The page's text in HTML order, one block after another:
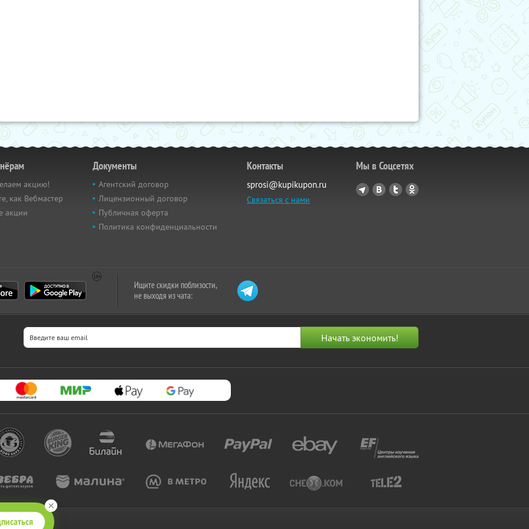
акцию!
как Вебмастер
акции
Документы
Агентский договор
Лицензионный договор
Публичная оферта
Политика конфиденциальности
Контакты
sprosi@kupikupon.ru
Связаться с нами
Мы в Соцсетях
Ищите скидки поблизости,
не выходя из чата: